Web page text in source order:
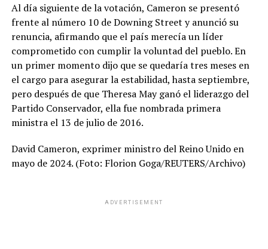
Al día siguiente de la votación, Cameron se presentó
frente al número 10 de Downing Street y anunció su
renuncia, afirmando que el país merecía un líder
comprometido con cumplir la voluntad del pueblo. En
un primer momento dijo que se quedaría tres meses en
el cargo para asegurar la estabilidad, hasta septiembre,
pero después de que Theresa May ganó el liderazgo del
Partido Conservador, ella fue nombrada primera
ministra el 13 de julio de 2016.
David Cameron, exprimer ministro del Reino Unido en
mayo de 2024. (Foto: Florion Goga/REUTERS/Archivo)
ADVERTISEMENT